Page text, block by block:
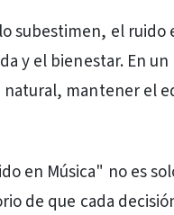
subestimen, el ruido
y el bienestar. En un
natural, mantener el
en Música" no es
de que cada